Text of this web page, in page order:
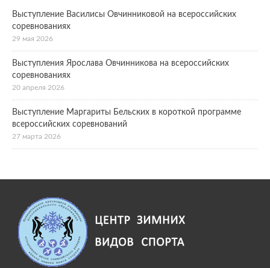
Выступление Василисы Овчинниковой на всероссийских
соревнованиях
29 мая 2026
Выступления Ярослава Овчинникова на всероссийских
соревнованиях
20 апреля 2026
Выступление Маргариты Бельских в короткой программе
всероссийских соревнований
27 марта 2026